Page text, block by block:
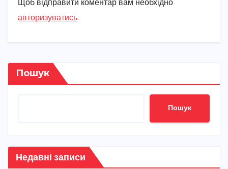
Щоб відправити коментар вам необхідно
авторизуватись.
Пошук
Пошук
Недавні записи